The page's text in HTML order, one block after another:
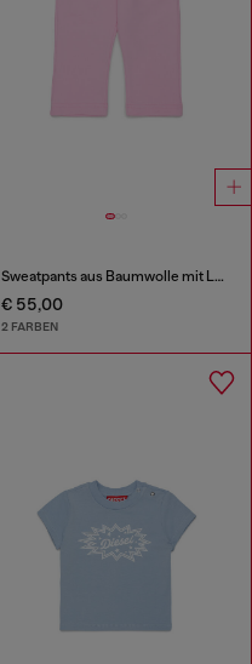
Sweatpants aus Baumwolle mit Logo-Print
€ 55,00
2 FARBEN